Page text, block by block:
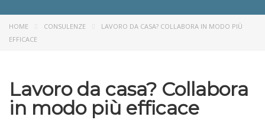
HOME CONSULENZE
LAVORO DA CASA? COLLABORA IN MODO PIÙ
EFFICACE
Lavoro da casa? Collabora
in modo più efficace